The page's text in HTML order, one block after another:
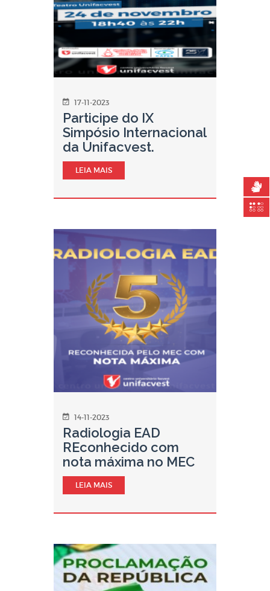
17-11-2023
Participe do IX
Simpósio Internacional
da Unifacvest.
LEIA MAIS
14-11-2023
Radiologia EAD
REconhecido com
nota máxima no MEC
LEIA MAIS